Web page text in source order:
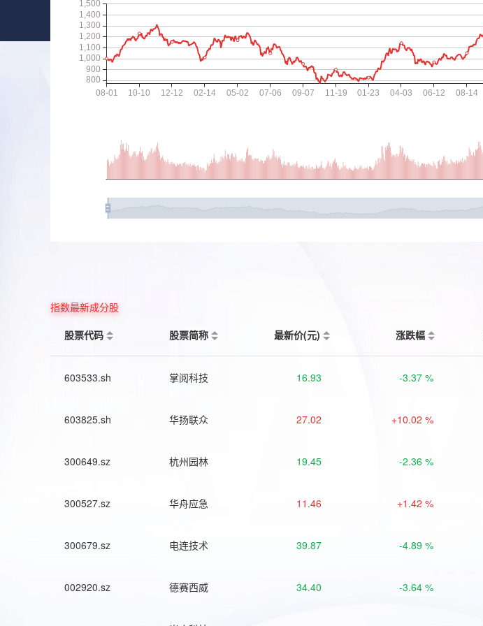
指数最新成分股
股票代码
股票简称 最新价(元) 涨跌幅
603533.sh 掌阅科技 16.93 -3.37 %
603825.sh 华扬联众 27.02 +10.02 %
300649.sz 杭州园林 19.45 -2.36 %
300527.sz 华舟应急 11.46 +1.42 %
300679.sz 电连技术 39.87 -4.89 %
002920.sz 德赛西威 34.40 -3.64 %